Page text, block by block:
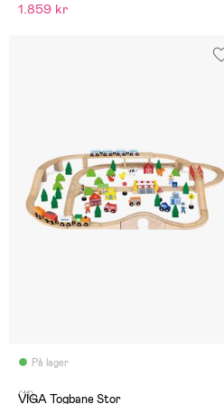
1.859 kr
På lager
(11)
VIGA Togbane Stor